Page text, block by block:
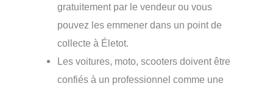
gratuitement par le vendeur ou vous
pouvez les emmener dans un point de
collecte à Életot.
Les voitures, moto, scooters doivent être
confiés à un professionnel comme une